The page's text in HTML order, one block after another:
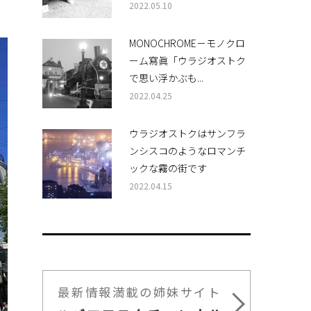
2022.05.10
MONOCHROME－モノクロ
ーム寫眞「ウラジオストク
で思い浮かぶも...
2022.04.25
ウラジオストクはサンフラ
ンシスコのようなロマンチ
ックな霧の街です
2022.04.15
最新情報満載の姉妹サイト